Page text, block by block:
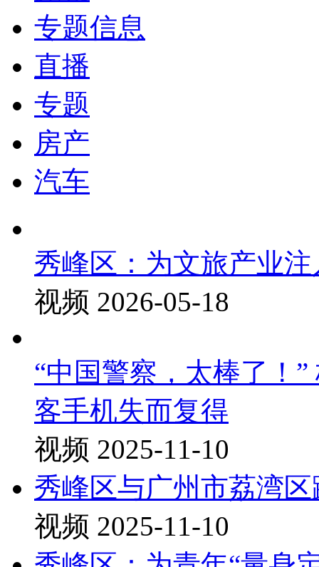
专题信息
直播
专题
房产
汽车
秀峰区：为文旅产业
视频 2026-05-18
“中国警察，太棒了！
客手机失而复得
视频 2025-11-10
秀峰区与广州市荔湾
视频 2025-11-10